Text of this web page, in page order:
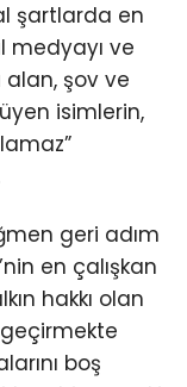
şartlarda en
medyayı ve
şov ve
isimlerin,
geri adım
en çalışkan
hakkı olan
boş